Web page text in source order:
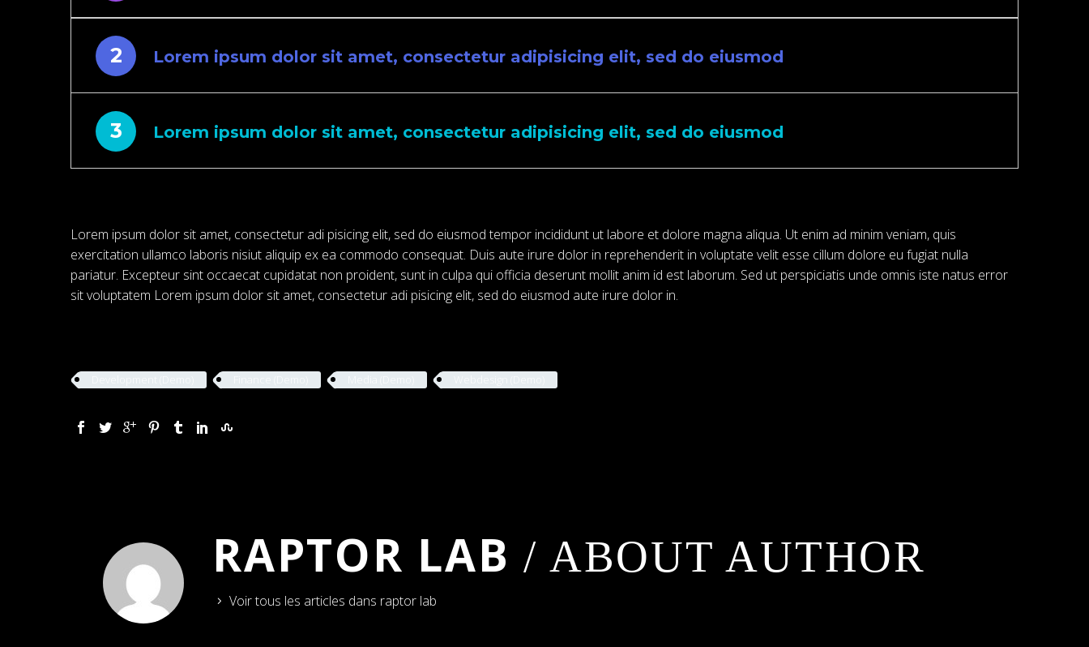
2 Lorem ipsum dolor sit amet, consectetur adipisicing elit, sed do eiusmod
3 Lorem ipsum dolor sit amet, consectetur adipisicing elit, sed do eiusmod
Lorem ipsum dolor sit amet, consectetur adi pisicing elit, sed do eiusmod tempor incididunt ut labore et dolore magna aliqua. Ut enim ad minim veniam, quis
exercitation ullamco laboris nisiut aliquip ex ea commodo consequat. Duis aute irure dolor in reprehenderit in voluptate velit esse cillum dolore eu fugiat nulla
pariatur. Excepteur sint occaecat cupidatat non proident, sunt in culpa qui officia deserunt mollit anim id est laborum. Sed ut perspiciatis unde omnis iste natus error
sit voluptatem Lorem ipsum dolor sit amet, consectetur adi pisicing elit, sed do eiusmod aute irure dolor in.
RAPTOR LAB/ ABOUT AUTHOR
Voir tous les articles dans raptor lab